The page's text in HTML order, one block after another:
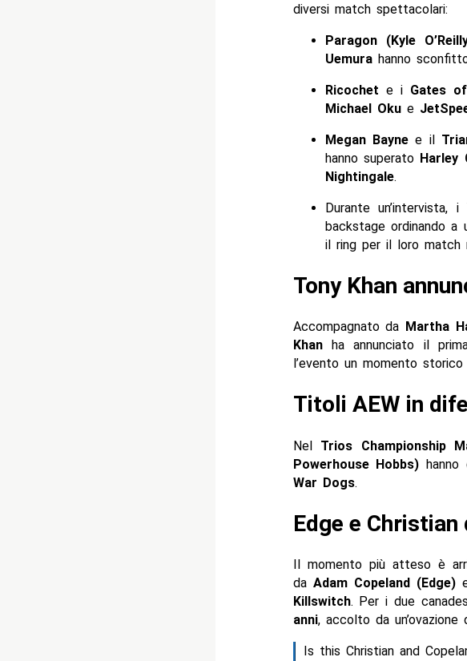
diversi match spettacolari:
Paragon (Kyle
Uemurahanno
Ricochet e i Gates
Michael Okue
Megan Baynee il
hanno superato Harley
Nightingale.
Durante un’intervista, i
backstage ordinando a
il ring per il loro match
Tony Khan
Accompagnato da Martha
Khanha annunciato il
l’evento un momento
Titoli AEW in
Nel Trios Championship
Powerhouse Hobbs)
War Dogs.
Edge e
Il momento più atteso è
da Adam Copeland (Edge)
Killswitch. Per i due
anni, accolto da
Is this Christian and